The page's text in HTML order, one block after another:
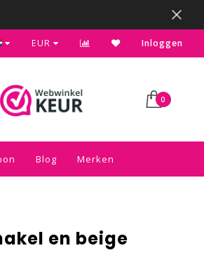
inpakservice in je winkelwagen
EUR Inloggen
0
Blog Merken
en beige